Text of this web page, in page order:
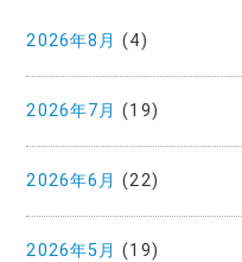
2026年8月 (4)
2026年7月 (19)
2026年6月 (22)
2026年5月 (19)